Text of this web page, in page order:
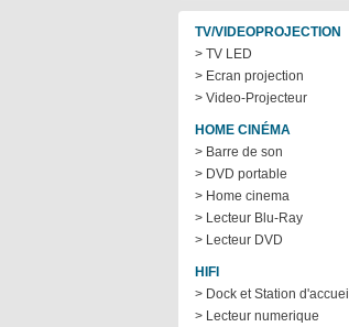
TV/VIDEOPROJECTION
> TV LED
> Ecran projection
> Video-Projecteur
HOME CINÉMA
> Barre de son
> DVD portable
> Home cinema
> Lecteur Blu-Ray
> Lecteur DVD
HIFI
> Dock et Station d'accueil
> Lecteur numerique